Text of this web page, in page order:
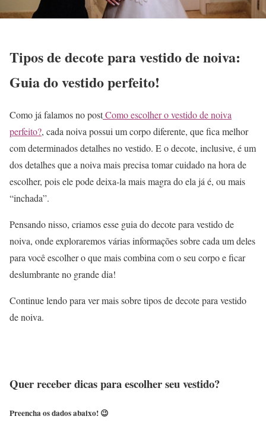
Tipos de decote para vestido de noiva:
Guia do vestido perfeito!
Como já falamos no postComo escolher o vestido de noiva
perfeito?, cada noiva possui um corpo diferente, que fica melhor
com determinados detalhes no vestido. E o decote, inclusive, é um
dos detalhes que a noiva mais precisa tomar cuidado na hora de
escolher, pois ele pode deixa-la mais magra do ela já é, ou mais
“inchada”.
Pensando nisso, criamos esse guia do decote para vestido de
noiva, onde exploraremos várias informações sobre cada um deles
para você escolher o que mais combina com o seu corpo e ficar
deslumbrante no grande dia!
Continue lendo para ver mais sobre tipos de decote para vestido
de noiva.
Quer receber dicas para escolher seu vestido?
Preencha os dados abaixo! 😉